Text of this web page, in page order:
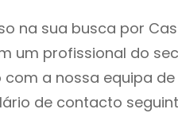
na sua busca por
um profissional do
a nossa equipa
de contacto